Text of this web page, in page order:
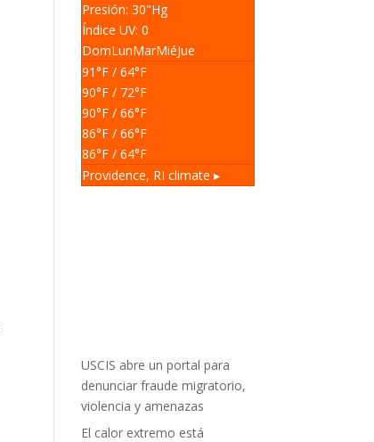
Presión: 30"Hg
Índice UV: 0
DomLunMarMiéJue
91°F / 64°F
90°F / 72°F
90°F / 66°F
86°F / 66°F
86°F / 64°F
Providence, RI climate ▸
USCIS abre un portal para
denunciar fraude migratorio,
violencia y amenazas
El calor extremo está